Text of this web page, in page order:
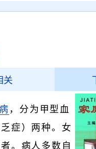
关
，分为甲型血
症）两种。女
。病人多数自